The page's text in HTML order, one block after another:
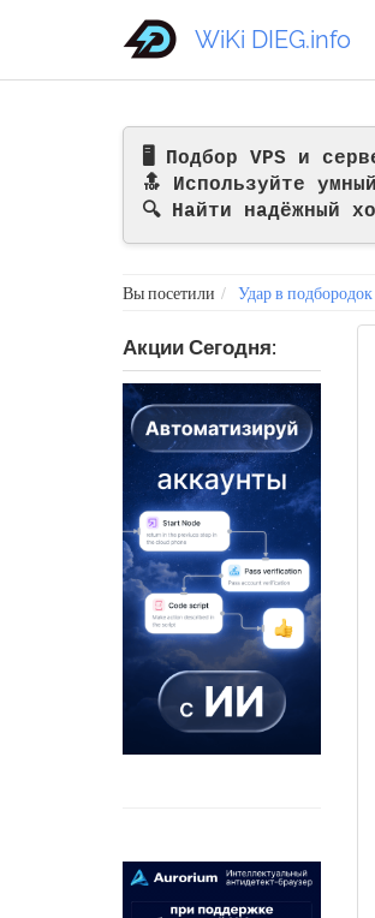
🖥️ Подбор VPS и
🔝 Используйте
🔍 Найти надёжный
WiKi DIEG.info
Вы посетили Удар в
Акции Сегодня: